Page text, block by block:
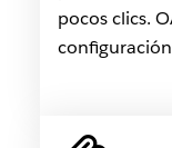
pocos clics.